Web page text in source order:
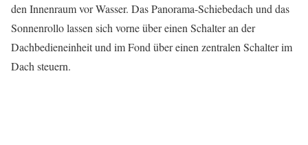
den Innenraum vor Wasser. Das Panorama-Schiebedach und das
Sonnenrollo lassen sich vorne über einen Schalter an der
Dachbedieneinheit und im Fond über einen zentralen Schalter im
Dach steuern.